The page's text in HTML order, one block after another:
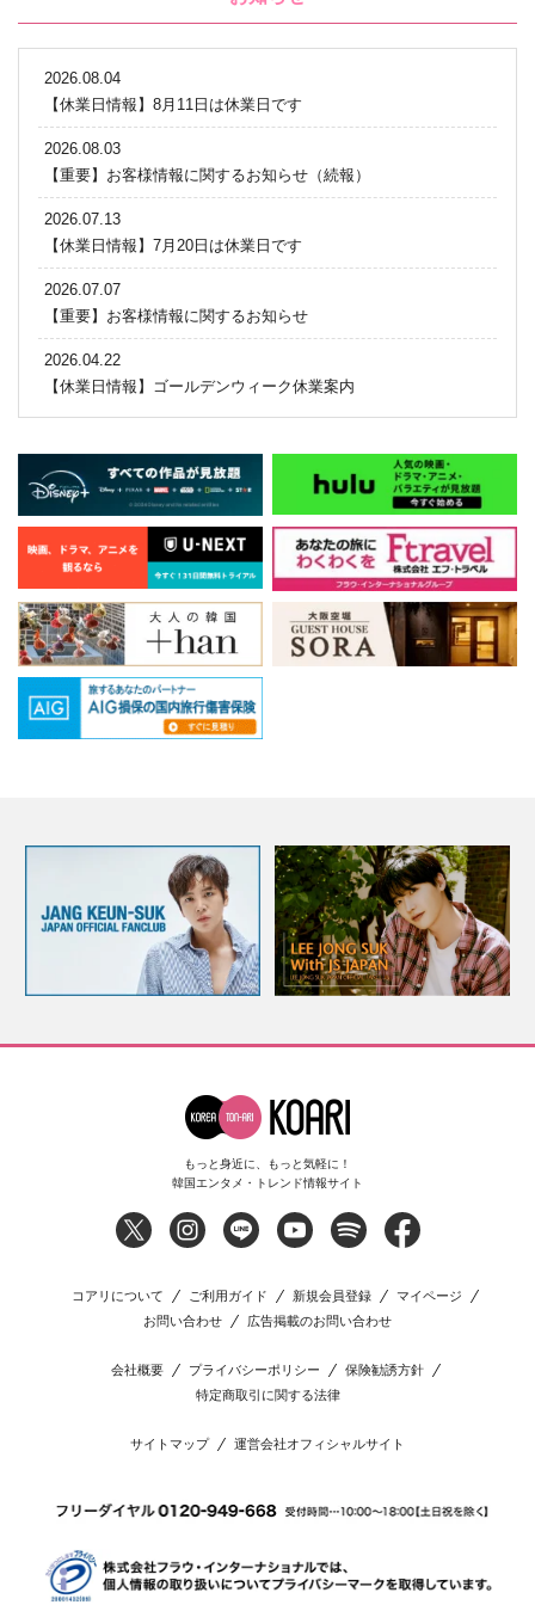
2026.08.04
【休業日情報】8月11日は休業日です
2026.08.03
【重要】お客様情報に関するお知らせ（続報）
2026.07.13
【休業日情報】7月20日は休業日です
2026.07.07
【重要】お客様情報に関するお知らせ
2026.04.22
【休業日情報】ゴールデンウィーク休業案内
もっと身近に、もっと気軽に！
韓国エンタメ・トレンド情報サイト
コアリについて ご利用ガイド 新規会員登録
マイページ
お問い合わせ
広告掲載のお問い合わせ
会社概要 プライバシーポリシー
保険勧誘方針
特定商取引に関する法律
サイトマップ 運営会社オフィシャルサイト